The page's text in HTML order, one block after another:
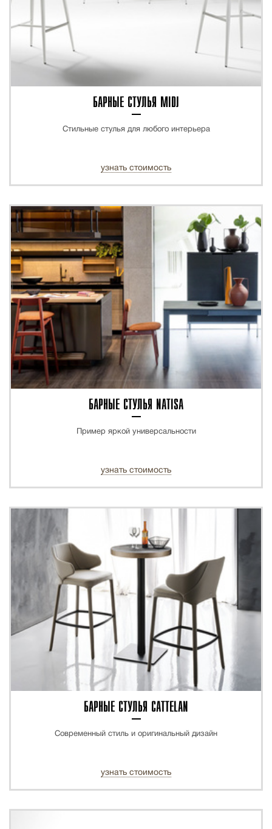
БАРНЫЕ СТУЛЬЯ MIDJ
Стильные стулья для любого интерьера
узнать стоимость
БАРНЫЕ СТУЛЬЯ NATISA
Пример яркой универсальности
узнать стоимость
БАРНЫЕ СТУЛЬЯ CATTELAN
Современный стиль и оригинальный дизайн
узнать стоимость